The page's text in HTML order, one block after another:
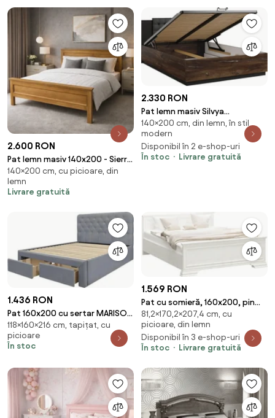
2.600 RON
Pat lemn masiv 140x200 - Sierra
(Personalizabil)
140×200 cm, cu picioare, din
lemn
Livrare gratuită
2.330 RON
Pat lemn masiv Silvya
140/160/180x200cm Stejar
Fumuriu - 140x200
140×200 cm, din lemn, în stil
modern
Disponibil în 2 e-shop-uri
În stoc
Livrare gratuită
1.436 RON
Pat 160x200 cu sertar MARISOL,
stofa catifelata gri, cu somiera
118×160×216 cm, tapițat, cu
picioare
În stoc
1.569 RON
Pat cu somieră, 160x200, pin
andersen, IRINA
81,2×170,2×207,4 cm, cu
picioare, din lemn
Disponibil în 3 e-shop-uri
În stoc
Livrare gratuită